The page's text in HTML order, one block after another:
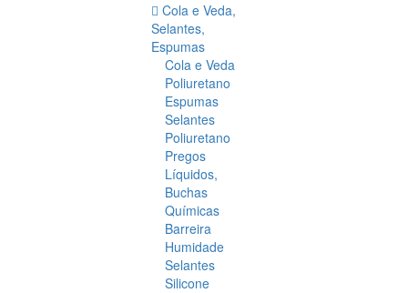
Cola e Veda,
Selantes,
Espumas
Cola e Veda
Poliuretano
Espumas
Selantes
Poliuretano
Pregos
Líquidos,
Buchas
Químicas
Barreira
Humidade
Selantes
Silicone